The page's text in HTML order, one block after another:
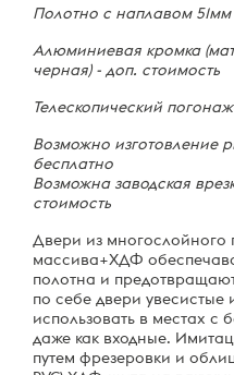
Полотно с наплавом 51мм
Алюминиевая кромка
черная) - доп. стоимость
Телескопический
Возможно изготовление
бесплатно
Возможна заводская
стоимость
Двери из многослойного
массива+ХДФ
полотна и
по себе двери
использовать в местах
даже как входные.
путем фрезеровки и